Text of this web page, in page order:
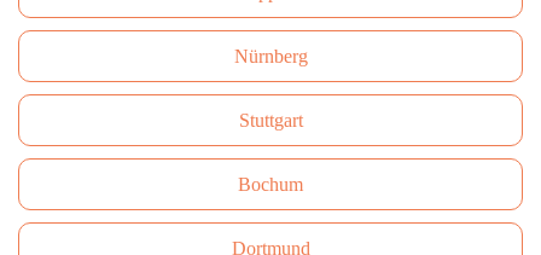
Nürnberg
Stuttgart
Bochum
Dortmund